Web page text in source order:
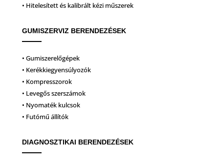
• Hitelesített és kalibrált kézi műszerek
GUMISZERVIZ BERENDEZÉSEK
• Gumiszerelőgépek
• Kerékkiegyensúlyozók
• Kompresszorok
• Levegős szerszámok
• Nyomaték kulcsok
• Futómű állítók
DIAGNOSZTIKAI BERENDEZÉSEK